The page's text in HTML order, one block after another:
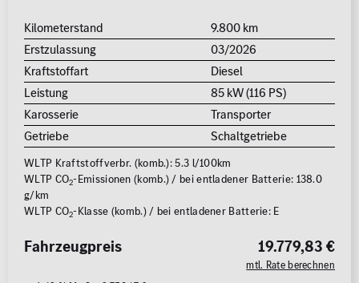
Kilometerstand
9.800 km
Erstzulassung
03/2026
Kraftstoffart
Diesel
Leistung
85 kW (116 PS)
Karosserie
Transporter
Getriebe
Schaltgetriebe
WLTP Kraftstoffverbr. (komb.): 5.3 l/100km
WLTP CO2-Emissionen (komb.) / bei entladener Batterie: 138.0
g/km
WLTP CO2-Klasse (komb.) / bei entladener Batterie: E
19.779,83 €
mtl. Rate berechnen
Fahrzeugpreis